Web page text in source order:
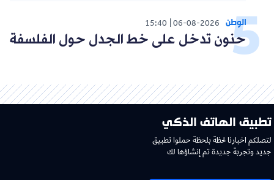
الوطن 06-08-2026
15:40
حنون تدخل على خط الجدل حول الفلسفة
تطبيق الهاتف الذكي
لتصلكم اخبارنا لحظة بلحظة حملوا تطبيق
جديد وتجربة جديدة تم إنشاؤها لك